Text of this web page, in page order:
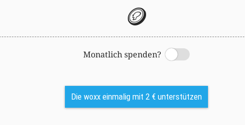
🪙
Monatlich spenden?
Switch
Die woxx einmalig mit 2 € unterstützen